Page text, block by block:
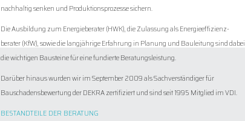
nachhaltig senken und Produktionsprozesse sichern.
Die Ausbildung zum Energieberater (HWK), die Zulassung als Energieeffizienz-
berater (KfW), sowie die langjährige Erfahrung in Planung und Bauleitung sind dabei
die wichtigen Bausteine für eine fundierte Beratungsleistung.
Darüber hinaus wurden wir im September 2009 als Sachverständiger für
Bauschadensbewertung der DEKRA zertifiziert und sind seit 1995 Mitglied im VDI.
BESTANDTEILE DER BERATUNG